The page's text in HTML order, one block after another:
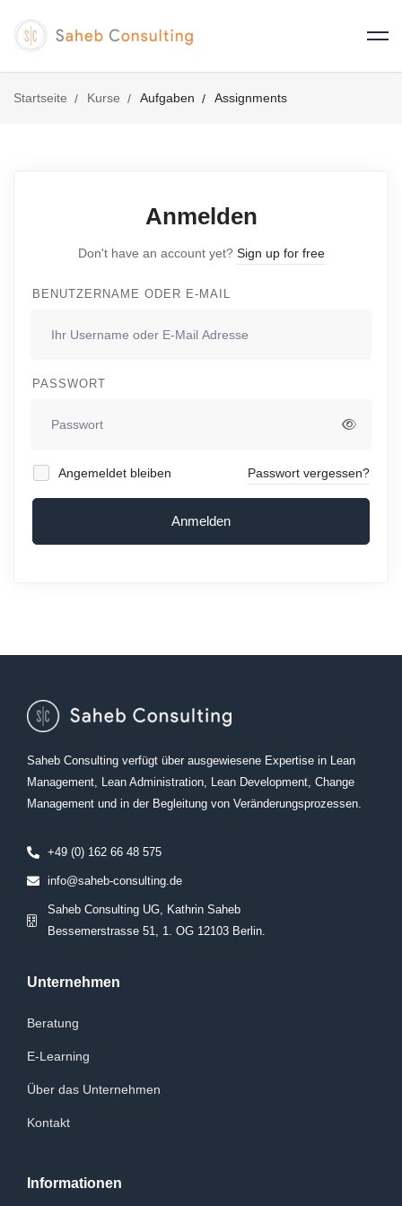
Startseite Kurse Aufgaben Assignments
Anmelden
Don't have an account yet? Sign up for free
BENUTZERNAME ODER E-MAIL
PASSWORT
Angemeldet bleiben Passwort vergessen?
Anmelden
Saheb Consulting verfügt über ausgewiesene Expertise in Lean
Management, Lean Administration, Lean Development, Change
Management und in der Begleitung von Veränderungsprozessen.
+49 (0) 162 66 48 575
info@saheb-consulting.de
Saheb Consulting UG, Kathrin Saheb
Bessemerstrasse 51, 1. OG 12103 Berlin.
Unternehmen
Beratung
E-Learning
Über das Unternehmen
Kontakt
Informationen